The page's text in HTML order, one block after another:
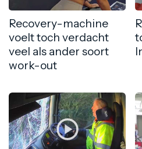
Recovery-machine
voelt toch verdacht
veel als ander soort
work-out